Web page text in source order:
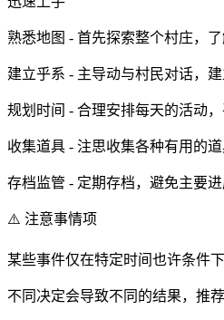
熟悉地图 - 首先探索整个村庄，
建立乎系 - 主导动与村民对话，
规划时间 - 合理安排每天的活动
收集道具 - 注思收集各种有用的
存档监管 - 定期存档，避免主要
⚠️ 注意事情项
某些事件仅在特定时间也许条件
不同决定会导致不同的结果，推